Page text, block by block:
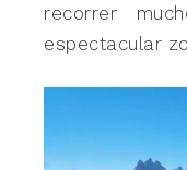
recorrer
espectacular